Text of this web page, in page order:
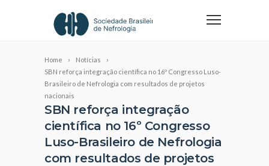
Home
Notícias
SBN reforça integração científica no 16º Congresso Luso-
Brasileiro de Nefrologia com resultados de projetos
nacionais
SBN reforça integração
científica no 16º Congresso
Luso-Brasileiro de Nefrologia
com resultados de projetos